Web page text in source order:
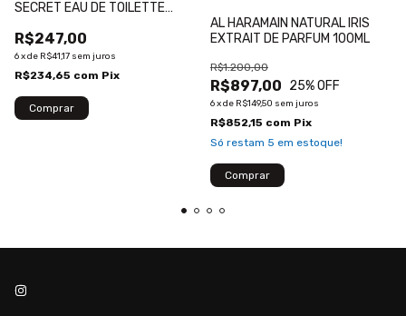
SECRET EAU DE TOILETTE
R$247,00
6xde R$41,17 sem juros
R$234,65 com Pix
AL HARAMAIN NATURAL IRIS
EXTRAIT DE PARFUM 100ML
R$897,00
R$1.200,00
25% OFF
6xde R$149,50 sem juros
R$852,15 com Pix
Só restam 5 em estoque!